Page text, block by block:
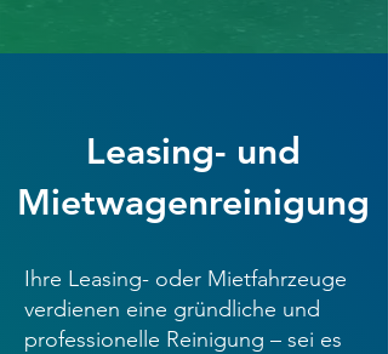
Leasing- und
Mietwagenreinigung
Ihre Leasing- oder Mietfahrzeuge
verdienen eine gründliche und
professionelle Reinigung – sei es